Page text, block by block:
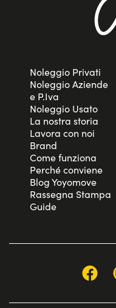
Noleggio Privati
Noleggio Aziende
e P.Iva
Noleggio Usato
La nostra storia
Lavora con noi
Brand
Come funziona
Perché conviene
Blog Yoyomove
Rassegna Stampa
Guide